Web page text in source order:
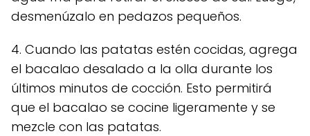
desmenúzalo en pedazos pequeños.
4. Cuando las patatas estén cocidas, agrega
el bacalao desalado a la olla durante los
últimos minutos de cocción. Esto permitirá
que el bacalao se cocine ligeramente y se
mezcle con las patatas.